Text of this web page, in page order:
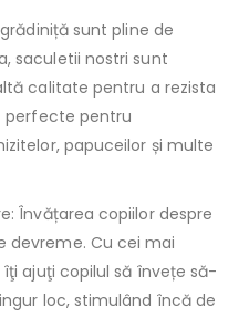
sunt pline de
saculetii nostri sunt
calitate pentru a rezista
perfecte pentru
papuceilor și multe
Învățarea copiilor despre
devreme. Cu cei mai
ajuţi copilul să învețe să-
loc, stimulând încă de